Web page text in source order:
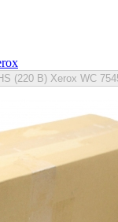
604K62230 Узел фьюзера HS